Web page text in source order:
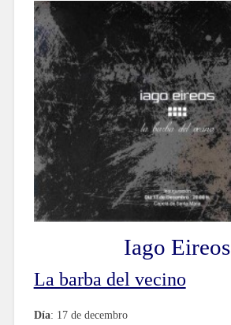
Iago Eireos
La barba del vecino
Día: 17 de decembro